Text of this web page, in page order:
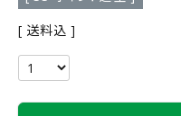
送料込